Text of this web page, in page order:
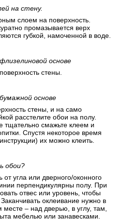
на стену.
слоем на поверхность.
промазывается верх
губкой, намоченной в воде.
основе
стены.
основе
стены, и на само
расстелите обои на полу.
смажьте клеем и
Спустя некоторое время
их можно клеить.
обои?
от угла или дверного/оконного
перпендикулярны полу. При
отвес или уровень, чтобы
оклеивание нужно в
месте – над дверью, в углу, там,
мебелью или занавесками.